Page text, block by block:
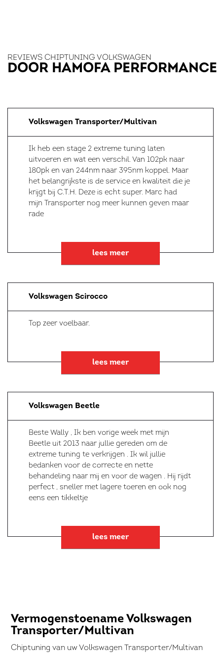
REVIEWS CHIPTUNING VOLKSWAGEN
DOOR HAMOFA PERFORMANCE
Volkswagen Transporter/Multivan
Ik heb een stage 2 extreme tuning laten
uitvoeren en wat een verschil. Van 102pk naar
180pk en van 244nm naar 395nm koppel. Maar
het belangrijkste is de service en kwaliteit die je
krijgt bij C.T.H. Deze is echt super. Marc had
mijn Transporter nog meer kunnen geven maar
rade
lees meer
Volkswagen Scirocco
Top zeer voelbaar.
lees meer
Volkswagen Beetle
Beste Wally , Ik ben vorige week met mijn
Beetle uit 2013 naar jullie gereden om de
extreme tuning te verkrijgen . Ik wil jullie
bedanken voor de correcte en nette
behandeling naar mij en voor de wagen . Hij rijdt
perfect , sneller met lagere toeren en ook nog
eens een tikkeltje
lees meer
Vermogenstoename Volkswagen
Transporter/Multivan
Chiptuning van uw Volkswagen Transporter/Multivan